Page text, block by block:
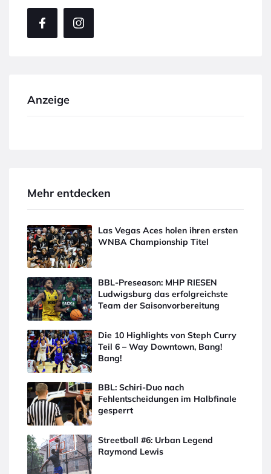
Anzeige
Mehr entdecken
Las Vegas Aces holen ihren ersten
WNBA Championship Titel
BBL-Preseason: MHP RIESEN
Ludwigsburg das erfolgreichste
Team der Saisonvorbereitung
Die 10 Highlights von Steph Curry
Teil 6 – Way Downtown, Bang!
Bang!
BBL: Schiri-Duo nach
Fehlentscheidungen im Halbfinale
gesperrt
Streetball #6: Urban Legend
Raymond Lewis